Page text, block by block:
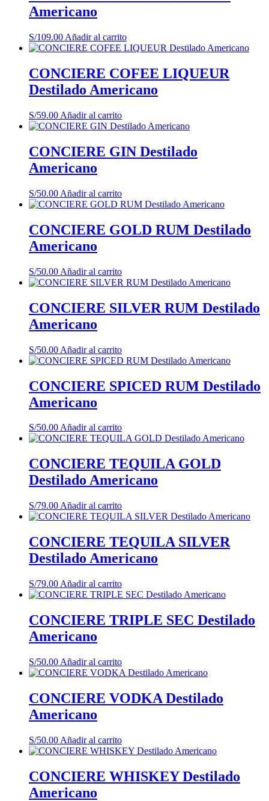
Americano
S/109.00 Añadir al carrito
CONCIERE COFEE LIQUEUR
Destilado Americano
S/59.00 Añadir al carrito
CONCIERE GIN Destilado
Americano
S/50.00 Añadir al carrito
CONCIERE GOLD RUM Destilado
Americano
S/50.00 Añadir al carrito
CONCIERE SILVER RUM Destilado
Americano
S/50.00 Añadir al carrito
CONCIERE SPICED RUM Destilado
Americano
S/50.00Añadir al carrito
CONCIERE TEQUILA GOLD
Destilado Americano
S/79.00 Añadir al carrito
CONCIERE TEQUILA SILVER
Destilado Americano
S/79.00 Añadir al carrito
CONCIERE TRIPLE SEC Destilado
Americano
S/50.00 Añadir al carrito
CONCIERE VODKA Destilado
Americano
S/50.00 Añadir al carrito
CONCIERE WHISKEY Destilado
Americano